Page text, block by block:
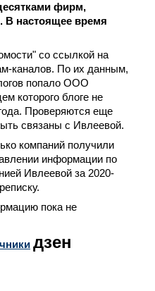
фирм,
В настоящее время
со ссылкой на
каналов. По их данным,
попало ООО
которого блоге не
Проверяются еще
связаны с Ивлеевой.
компаний получили
информации по
Ивлеевой за 2020-
пока не
дзен